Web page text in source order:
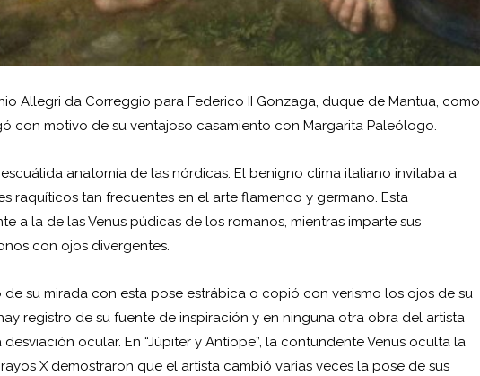
Allegri da Correggio para Federico II Gonzaga, duque de Mantua, como
con motivo de su ventajoso casamiento con Margarita Paleólogo.
anatomía de las nórdicas. El benigno clima italiano invitaba a
raquíticos tan frecuentes en el arte flamenco y germano. Esta
a la de las Venus púdicas de los romanos, mientras imparte sus
con ojos divergentes.
su mirada con esta pose estrábica o copió con verismo los ojos de su
registro de su fuente de inspiración y en ninguna otra obra del artista
ocular. En “Júpiter y Antíope”, la contundente Venus oculta la
X demostraron que el artista cambió varias veces la pose de sus